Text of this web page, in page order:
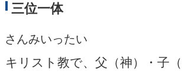
三位一体
さんみいったい
キリスト教で、父（神）・子